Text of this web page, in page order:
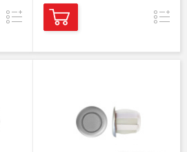
Сравнение